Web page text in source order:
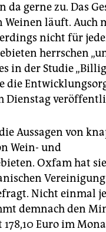
da gerne zu. Das
Weinen läuft. Auch
nicht für
herrschen
in der Studie
die
Dienstag
Aussagen von
Wein- und
Oxfam hat
Vereinigung
Nicht einmal
demnach den
Euro im